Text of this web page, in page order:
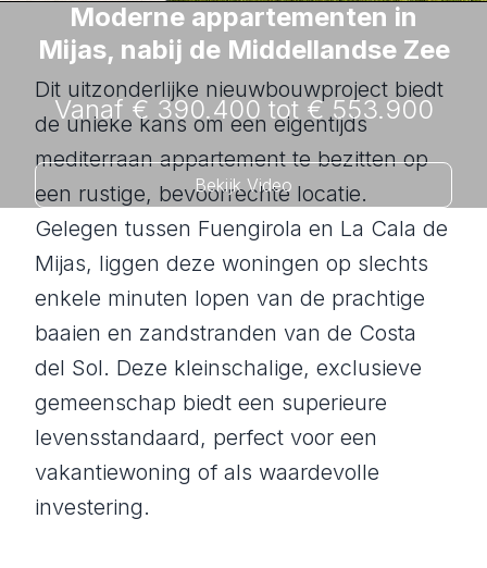
Moderne appartementen in
Mijas, nabij de Middellandse Zee
Vanaf € 390.400 tot € 553.900
Bekijk Video
Dit uitzonderlijke nieuwbouwproject biedt
de unieke kans om een eigentijds
mediterraan appartement te bezitten op
een rustige, bevoorrechte locatie.
Gelegen tussen Fuengirola en La Cala de
Mijas, liggen deze woningen op slechts
enkele minuten lopen van de prachtige
baaien en zandstranden van de Costa
del Sol. Deze kleinschalige, exclusieve
gemeenschap biedt een superieure
levensstandaard, perfect voor een
vakantiewoning of als waardevolle
investering.